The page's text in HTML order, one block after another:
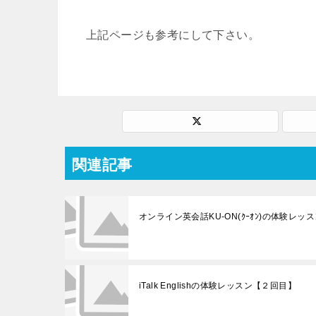
上記ページも参考にして下さい。
関連記事
オンライン英会話KU-ON(ｸｰｵﾝ)の体験レッ
iTalk Englishの体験レッスン【２回目】